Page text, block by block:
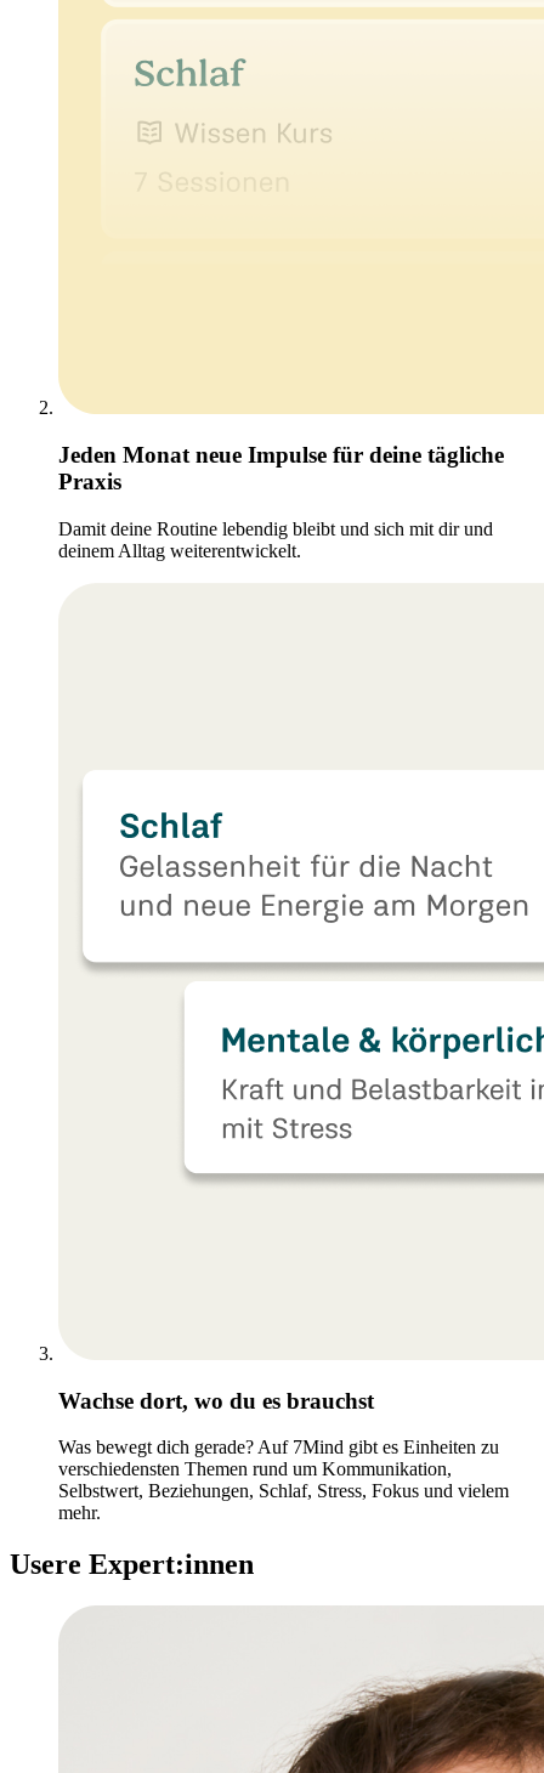
Jeden Monat neue Impulse für deine tägliche
Praxis
Damit deine Routine lebendig bleibt und sich mit dir und
deinem Alltag weiterentwickelt.
Wachse dort, wo du es brauchst
Was bewegt dich gerade? Auf 7Mind gibt es Einheiten zu
verschiedensten Themen rund um Kommunikation,
Selbstwert, Beziehungen, Schlaf, Stress, Fokus und vielem
mehr.
Usere Expert:innen